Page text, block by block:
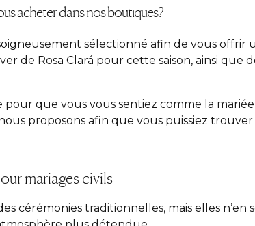
acheter dans nos boutiques?
sélectionné afin de vous offrir
de Rosa Clará pour cette saison, ainsi que
que vous vous sentiez comme la
proposons afin que vous puissiez
mariages civils
cérémonies traditionnelles, mais elles n’en